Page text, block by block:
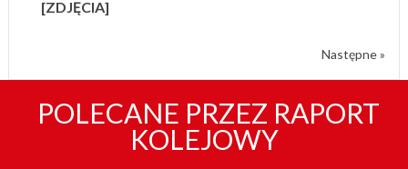
[ZDJĘCIA]
Następne »
POLECANE PRZEZ RAPORT
KOLEJOWY